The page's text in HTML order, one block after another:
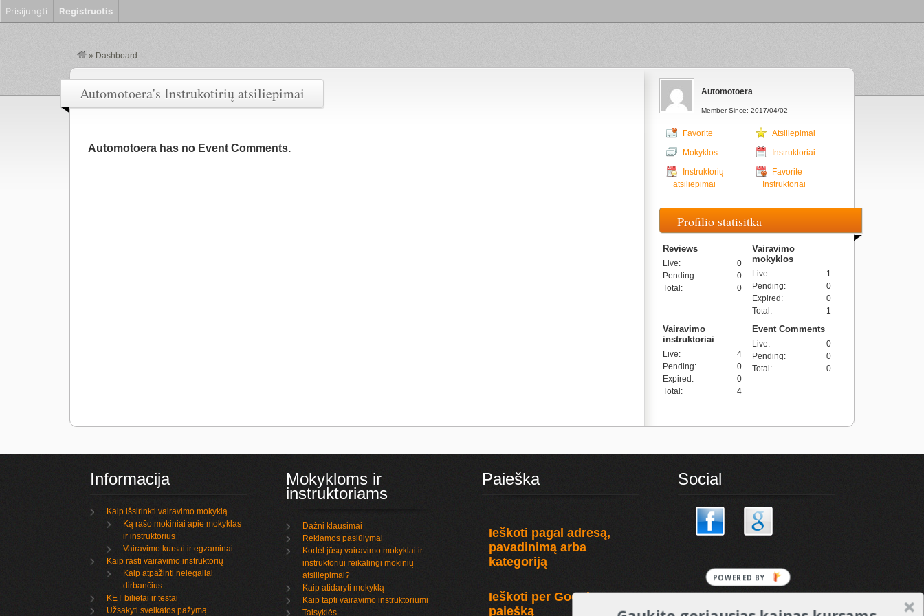
» Dashboard
Automotoera's Instrukotirių atsiliepimai
Automotoera has no Event Comments.
Automotoera
Member Since: 2017/04/02
Favorite
Atsiliepimai
Mokyklos
Instruktoriai
Instruktorių
atsiliepimai
Favorite
Instruktoriai
Profilio statisitka
Reviews
Live:
0
Pending:
0
Total : 0
Vairavimo
mokyklos
Live:
1
Pending:
0
Expired :
0
Total : 1
Vairavimo
instruktoriai
Live:
4
Pending:
0
Expired :
0
Total : 4
Event Comments
Live:
0
Pending:
0
Total : 0
Informacija
Kaip išsirinkti vairavimo mokyklą
Ką rašo mokiniai apie mokyklas
ir instruktorius
Vairavimo kursai ir egzaminai
Kaip rasti vairavimo instruktorių
Kaip atpažinti nelegaliai
dirbančius
KET bilietai ir testai
Užsakyti sveikatos pažymą
Mokykloms ir
instruktoriams
Dažni klausimai
Reklamos pasiūlymai
Kodėl jūsų vairavimo mokyklai ir
instruktoriui reikalingi mokinių
atsiliepimai?
Kaip atidaryti mokyklą
Kaip tapti vairavimo instruktoriumi
Taisyklės
Paieška
Ieškoti pagal adresą,
pavadinimą arba
kategoriją
Ieškoti per Google
paiešką
Social
Prisijungti Registruotis
POWERED BY